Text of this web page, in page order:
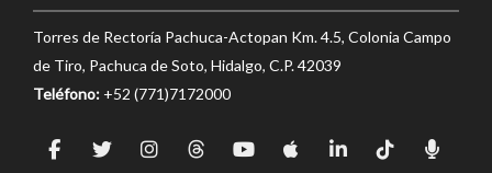
Torres de Rectoría Pachuca-Actopan Km. 4.5, Colonia Campo
de Tiro, Pachuca de Soto, Hidalgo, C.P. 42039
Teléfono: +52 (771)7172000